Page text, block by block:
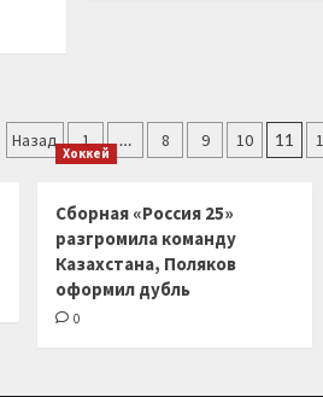
дня
Пагинация
записей
Назад 1 … 8 9 10 11
Хоккей
Сборная «Россия 25»
разгромила команду
Казахстана, Поляков
оформил дубль
0